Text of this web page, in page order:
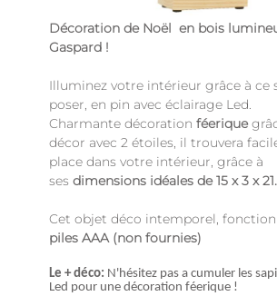
Décoration de Noël en bois
Gaspard !
Illuminez votre intérieur grâce à ce
poser, en pin avec éclairage Led.
Charmante décoration féerique
décor avec 2 étoiles, il trouvera
place dans votre intérieur, grâce à
ses dimensions idéales de 15 x 3 x
Cet objet déco intemporel,
piles AAA (non fournies)
Le + déco: N'hésitez pas a cumuler les
Led pour une décoration féerique !